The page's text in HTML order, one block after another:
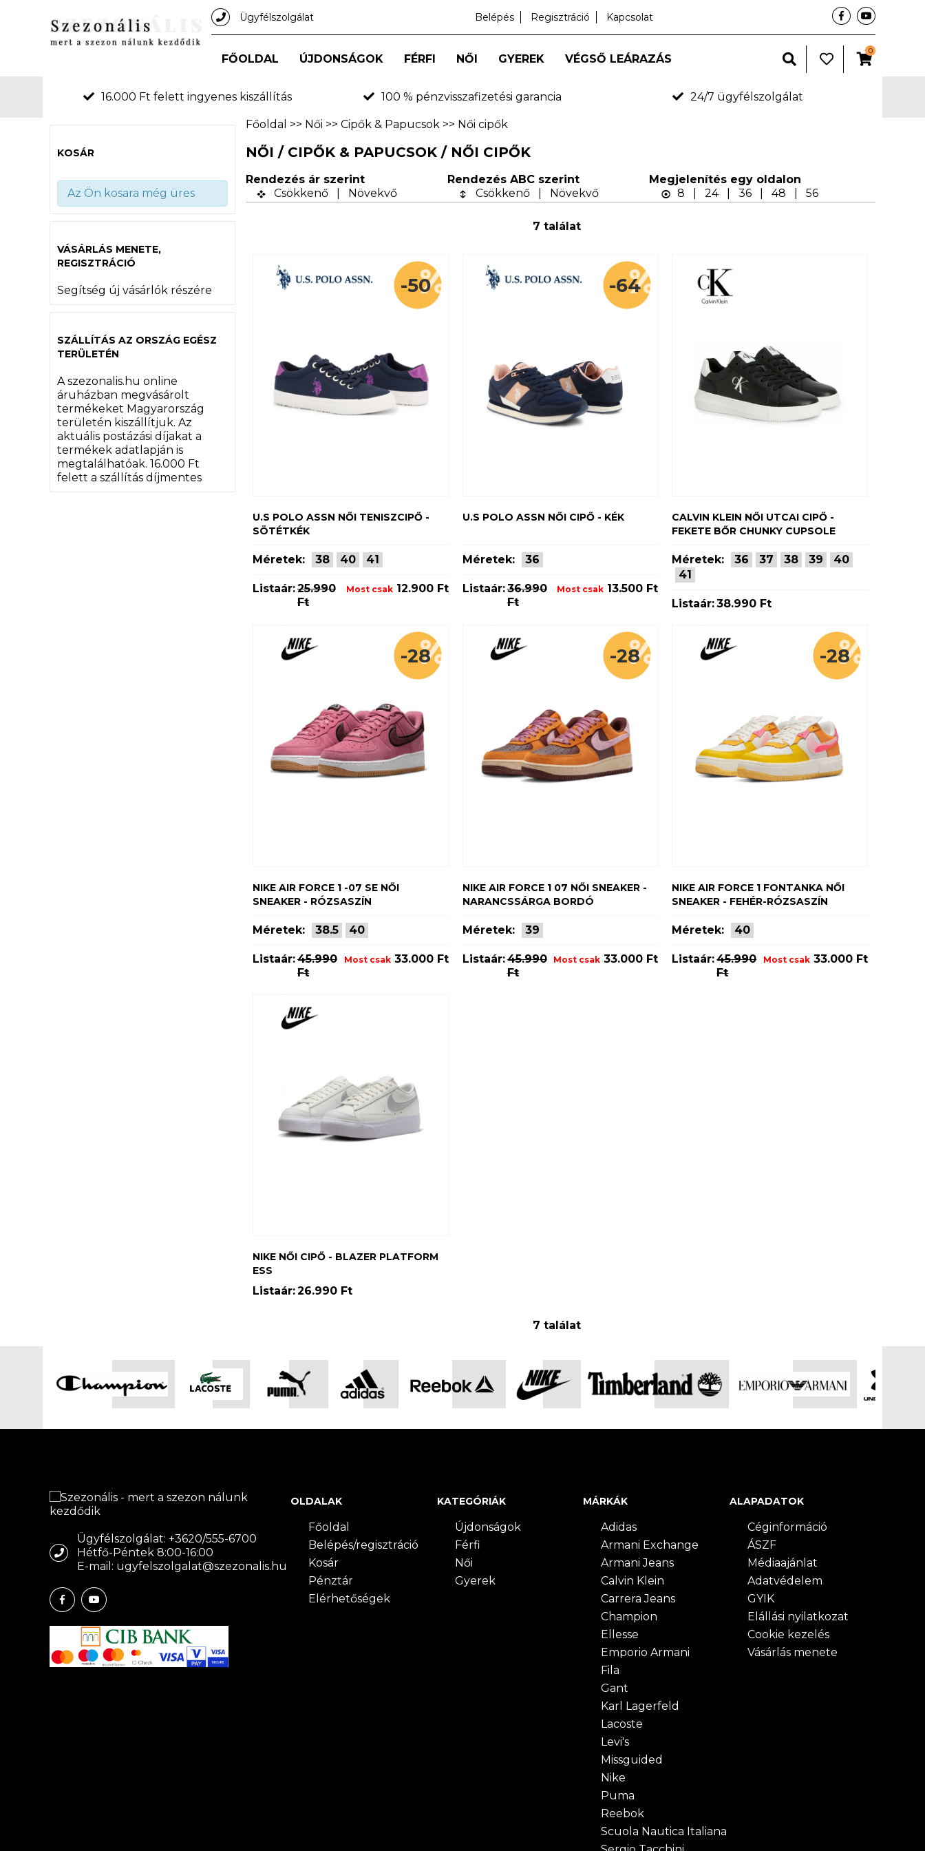
Ügyfélszolgálat Belépés Regisztráció Kapcsolat
FŐOLDAL ÚJDONSÁGOK FÉRFI NŐI GYEREK VÉGSŐ LEÁRAZÁS
0
16.000 Ft felett ingyenes kiszállítás 100 % pénzvisszafizetési garancia 24/7 ügyfélszolgálat
KOSÁR
Az Ön kosara még üres
VÁSÁRLÁS MENETE,
REGISZTRÁCIÓ
Segítség új vásárlók részére
SZÁLLÍTÁS AZ ORSZÁG EGÉSZ
TERÜLETÉN
A szezonalis.hu online
áruházban megvásárolt
termékeket Magyarország
területén kiszállítjuk. Az
aktuális postázási díjakat a
termékek adatlapján is
megtalálhatóak. 16.000 Ft
felett a szállítás díjmentes
Főoldal >> Női >> Cipők & Papucsok >> Női cipők
NŐI / CIPŐK & PAPUCSOK / NŐI CIPŐK
Rendezés ár szerint
Csökkenő
Növekvő
Rendezés ABC szerint
Csökkenő
Növekvő
Megjelení­tés egy oldalon
8
24| 36 48 56
7 találat
-50
U.S POLO ASSN NŐI TENISZCIPŐ -
SÖTÉTKÉK
Méretek: 38 40 41
Listaár:25.990
Ft
Most csak12.900 Ft
-64
U.S POLO ASSN NŐI CIPŐ - KÉK
Méretek: 36
Listaár:36.990
Ft
Most csak 13.500 Ft
CALVIN KLEIN NŐI UTCAI CIPŐ -
FEKETE BŐR CHUNKY CUPSOLE
Méretek: 36 37 38 39
40
41
Listaár:38.990 Ft
-28
NIKE AIR FORCE 1 -07 SE NŐI
SNEAKER - RÓZSASZÍN
Méretek: 38.5 40
Listaár:45.990
Ft
Most csak33.000 Ft
-28
NIKE AIR FORCE 1 07 NŐI SNEAKER -
NARANCSSÁRGA BORDÓ
Méretek: 39
Listaár:45.990
Ft
Most csak 33.000 Ft
-28
NIKE AIR FORCE 1 FONTANKA NŐI
SNEAKER - FEHÉR-RÓZSASZÍN
Méretek: 40
Listaár:45.990
Ft
Most csak 33.000 Ft
NIKE NŐI CIPŐ - BLAZER PLATFORM
ESS
Listaár:26.990 Ft
7 találat
Ügyfélszolgálat: +3620/555-6700
Hétfő-Péntek 8:00-16:00
E-mail: ugyfelszolgalat@szezonalis.hu
OLDALAK
Főoldal
Belépés/regisztráció
Kosár
Pénztár
Elérhetőségek
KATEGÓRIÁK
Újdonságok
Férfi
Női
Gyerek
MÁRKÁK
Adidas
Armani Exchange
Armani Jeans
Calvin Klein
Carrera Jeans
Champion
Ellesse
Emporio Armani
Fila
Gant
Karl Lagerfeld
Lacoste
Levi's
Missguided
Nike
Puma
Reebok
Scuola Nautica Italiana
ALAPADATOK
Céginformáció
ÁSZF
Médiaajánlat
Adatvédelem
GYIK
Elállási nyilatkozat
Cookie kezelés
Vásárlás menete